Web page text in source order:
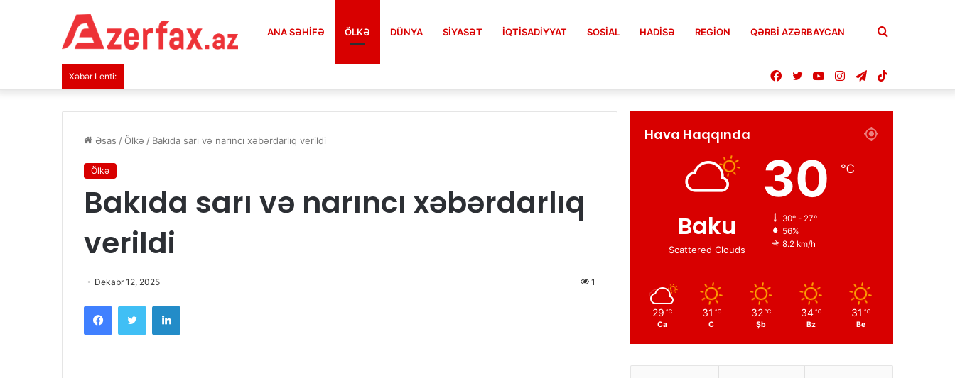
ANA SƏHIFƏ ÖLKƏ DÜNYA SIYASƏT İQTISADIYYAT SOSIAL HADISƏ REGION QƏRBİ AZƏRBAYCAN Axtar
Xəbər Lenti: Telegram
Instagram
YouTube
Twitter
Facebook
Əsas /Ölkə / Bakıda sarı və narıncı xəbərdarlıq verildi
Ölkə
Bakıda sarı və narıncı xəbərdarlıq
verildi
Dekabr 12, 2025 1
Hava Haqqında
Baku
Scattered Clouds
30 ℃
30º - 27º
56%
8.2 km/h
29 ℃
Ca
31 ℃
C
32 ℃
Şb
34 ℃
Bz
31 ℃
Be